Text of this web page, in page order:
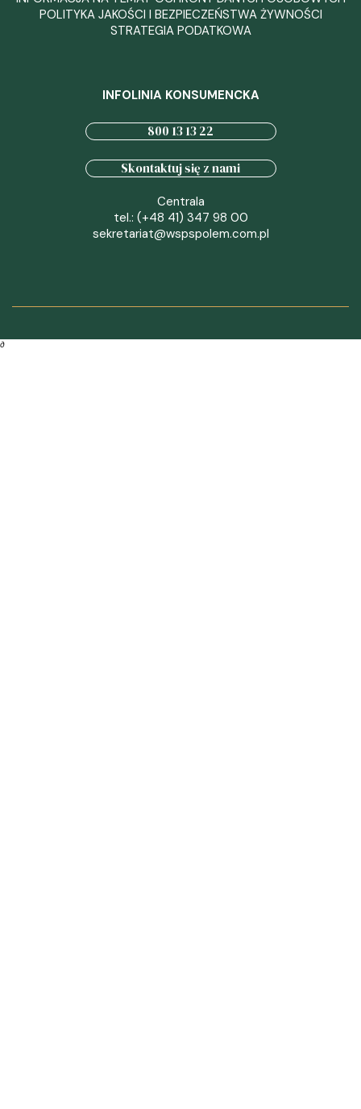
POLITYKA JAKOŚCI I BEZPIECZEŃSTWA ŻYWNOŚCI
STRATEGIA PODATKOWA
INFOLINIA KONSUMENCKA
800 13 13 22
Skontaktuj się z nami
Centrala
tel.: (+48 41) 347 98 00
sekretariat@wspspolem.com.pl
∂